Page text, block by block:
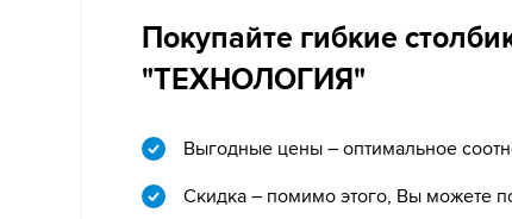
Покупайте гибкие
"ТЕХНОЛОГИЯ"
Выгодные цены – оптимальное
Скидка – помимо этого, Вы можете